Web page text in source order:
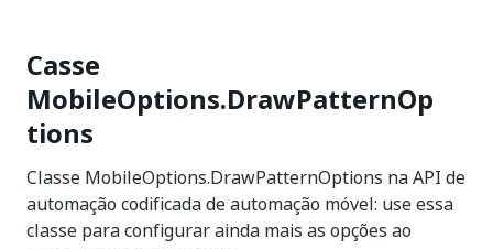
Casse
MobileOptions.DrawPatternOp
tions
Classe MobileOptions.DrawPatternOptions na API de
automação codificada de automação móvel: use essa
classe para configurar ainda mais as opções ao